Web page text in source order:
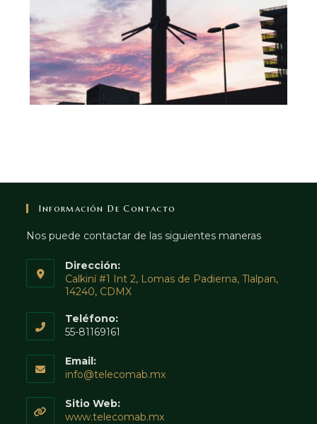
Información De Contacto
Nos puede contactar de las siguientes maneras
Dirección:
Calkiní #1 Int 2, Lomas de Padierna, Tlalpan,
14240, CDMX
Teléfono:
55-81169161
Email:
info@telecomab.mx
Sitio Web:
www.telecomab.mx